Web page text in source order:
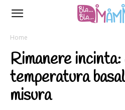
Home
Rimanere incinta:
temperatura
misura